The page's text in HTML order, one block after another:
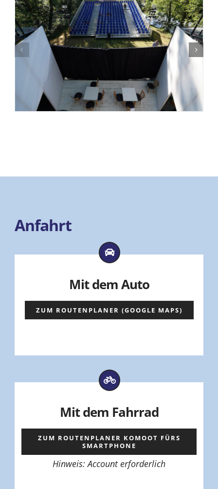
Anfahrt
Mit dem Auto
ZUM ROUTENPLANER (GOOGLE MAPS)
Mit dem Fahrrad
ZUM ROUTENPLANER KOMOOT FÜRS
SMARTPHONE
Hinweis: Account erforderlich